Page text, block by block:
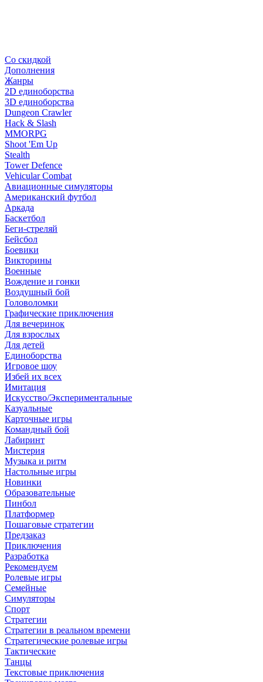
Со скидкой
Дополнения
Жанры
2D единоборства
3D единоборства
Dungeon Crawler
Hack & Slash
MMORPG
Shoot 'Em Up
Stealth
Tower Defence
Vehicular Combat
Авиационные симуляторы
Американский футбол
Аркада
Баскетбол
Беги-стреляй
Бейсбол
Боевики
Викторины
Военные
Вождение и гонки
Воздушный бой
Головоломки
Графические приключения
Для вечеринок
Для взрослых
Для детей
Единоборства
Игровое шоу
Избей их всех
Имитация
Искусство/Экспериментальные
Казуальные
Карточные игры
Командный бой
Лабиринт
Мистерия
Музыка и ритм
Настольные игры
Новинки
Образовательные
Пинбол
Платформер
Пошаговые стратегии
Предзаказ
Приключения
Разработка
Рекомендуем
Ролевые игры
Семейные
Симуляторы
Спорт
Стратегии
Стратегии в реальном времени
Стратегические ролевые игры
Тактические
Танцы
Текстовые приключения